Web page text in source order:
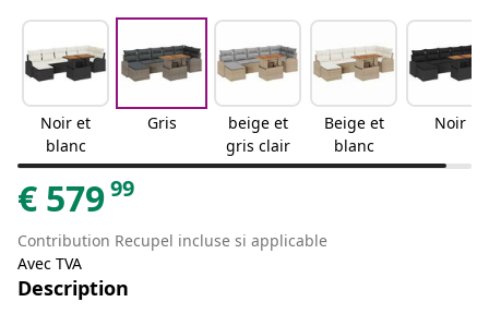
Noir et
blanc
Gris
beige et
gris clair
Beige et
blanc
Noir
€ 57999
Contribution Recupel incluse si applicable
Avec TVA
Description